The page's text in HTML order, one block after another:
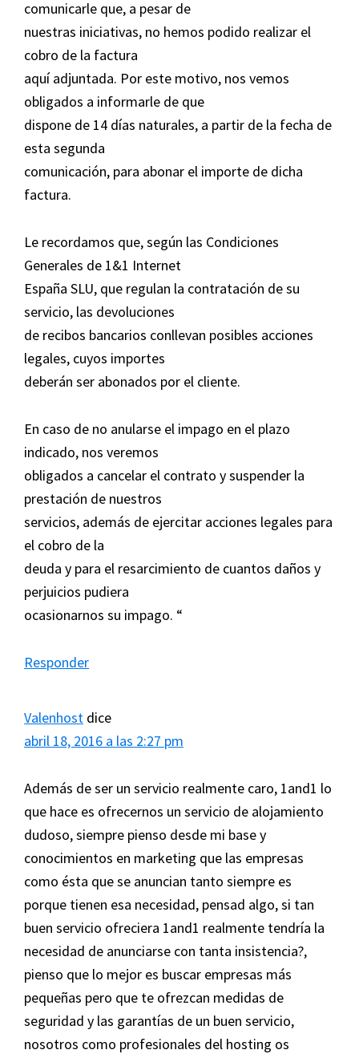
comunicarle que, a pesar de
nuestras iniciativas, no hemos podido realizar el
cobro de la factura
aquí adjuntada. Por este motivo, nos vemos
obligados a informarle de que
dispone de 14 días naturales, a partir de la fecha de
esta segunda
comunicación, para abonar el importe de dicha
factura.
Le recordamos que, según las Condiciones
Generales de 1&1 Internet
España SLU, que regulan la contratación de su
servicio, las devoluciones
de recibos bancarios conllevan posibles acciones
legales, cuyos importes
deberán ser abonados por el cliente.
En caso de no anularse el impago en el plazo
indicado, nos veremos
obligados a cancelar el contrato y suspender la
prestación de nuestros
servicios, además de ejercitar acciones legales para
el cobro de la
deuda y para el resarcimiento de cuantos daños y
perjuicios pudiera
ocasionarnos su impago. “
Responder
Valenhost dice
abril 18, 2016 a las 2:27 pm
Además de ser un servicio realmente caro, 1and1 lo
que hace es ofrecernos un servicio de alojamiento
dudoso, siempre pienso desde mi base y
conocimientos en marketing que las empresas
como ésta que se anuncian tanto siempre es
porque tienen esa necesidad, pensad algo, si tan
buen servicio ofreciera 1and1 realmente tendría la
necesidad de anunciarse con tanta insistencia?,
pienso que lo mejor es buscar empresas más
pequeñas pero que te ofrezcan medidas de
seguridad y las garantías de un buen servicio,
nosotros como profesionales del hosting os